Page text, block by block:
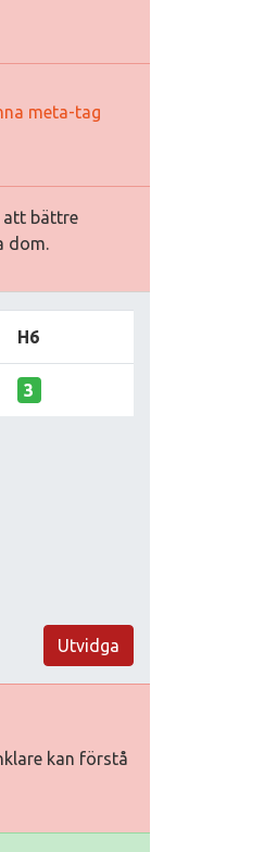
meta-tag
att bättre
dom.
H6
3
Utvidga
kan förstå